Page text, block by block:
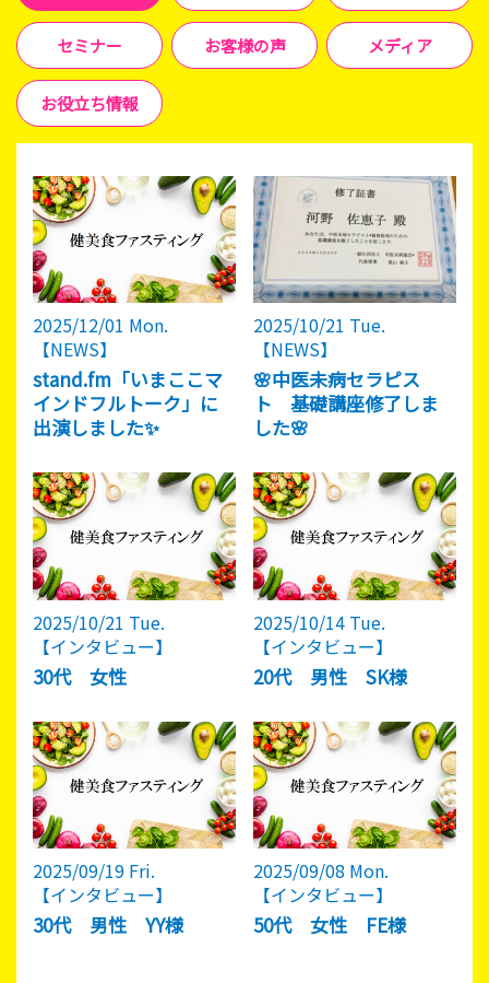
セミナー お客様の声 メディア
お役立ち情報
2025/12/01 Mon.
【NEWS】
stand.fm「いまここマ
インドフルトーク」に
出演しました✨
2025/10/21 Tue.
【NEWS】
🌸中医未病セラピス
ト 基礎講座修了しま
した🌸
2025/10/21 Tue.
【インタビュー】
30代 女性
2025/10/14 Tue.
【インタビュー】
20代 男性 SK様
2025/09/19 Fri.
【インタビュー】
30代 男性 YY様
2025/09/08 Mon.
【インタビュー】
50代 女性 FE様